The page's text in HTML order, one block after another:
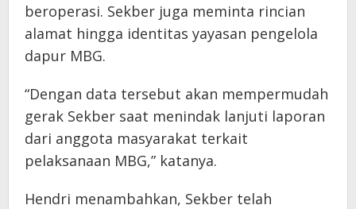
beroperasi. Sekber juga meminta rincian
alamat hingga identitas yayasan pengelola
dapur MBG.
“Dengan data tersebut akan mempermudah
gerak Sekber saat menindak lanjuti laporan
dari anggota masyarakat terkait
pelaksanaan MBG,” katanya.
Hendri menambahkan, Sekber telah